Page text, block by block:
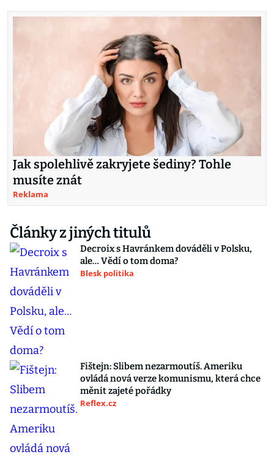
Jak spolehlivě zakryjete šediny? Tohle
musíte znát
Reklama
Články z jiných titulů
Decroix s Havránkem dováděli v Polsku,
ale… Vědí o tom doma?
Blesk politika
Fištejn: Slibem nezarmoutíš. Ameriku
ovládá nová verze komunismu, která chce
měnit zajeté pořádky
Reflex.cz